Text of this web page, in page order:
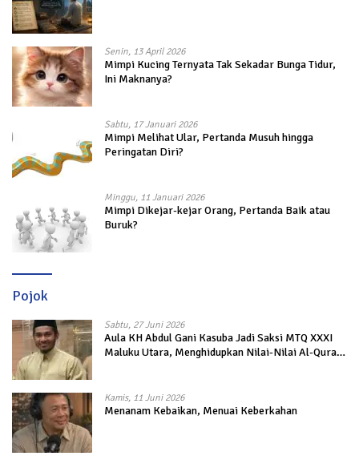
Senin, 13 April 2026
Mimpi Kucing Ternyata Tak Sekadar Bunga Tidur,
Ini Maknanya?
Sabtu, 17 Januari 2026
Mimpi Melihat Ular, Pertanda Musuh hingga
Peringatan Diri?
Minggu, 11 Januari 2026
Mimpi Dikejar-kejar Orang, Pertanda Baik atau
Buruk?
Pojok
Sabtu, 27 Juni 2026
Aula KH Abdul Gani Kasuba Jadi Saksi MTQ XXXI
Maluku Utara, Menghidupkan Nilai-Nilai Al-Quran
Kamis, 11 Juni 2026
Menanam Kebaikan, Menuai Keberkahan